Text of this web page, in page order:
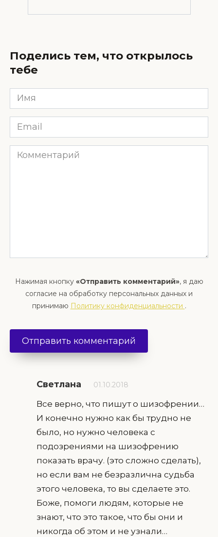
Поделись тем, что открылось
тебе
Имя
*
Email
*
Комментарий
Нажимая кнопку «Отправить комментарий», я даю
согласие на обработку персональных данных и
принимаю Политику конфиденциальности .
Светлана 01.10.2018
Все верно, что пишут о шизофрении…
И конечно нужно как бы трудно не
было, но нужно человека с
подозрениями на шизофрению
показать врачу. (это сложно сделать),
но если вам не безразлична судьба
этого человека, то вы сделаете это.
Боже, помоги людям, которые не
знают, что это такое, что бы они и
никогда об этом и не узнали…